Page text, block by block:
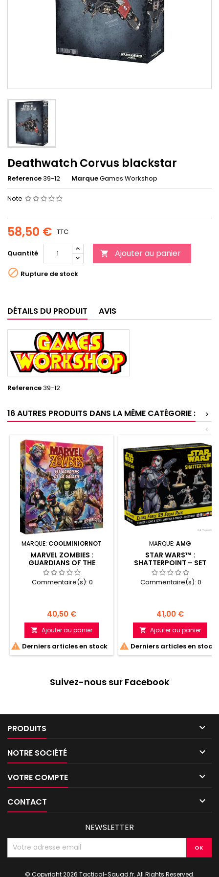
Deathwatch Corvus blackstar
Reference39-12 MarqueGames Workshop
Note
58,50 € TTC
Quantité  Ajouter au panier
 Rupture de stock
DÉTAILS DU PRODUIT AVIS
Reference39-12
16 AUTRES PRODUITS DANS LA MÊME CATÉGORIE :
>
<
MARQUE: COOLMINIORNOT
MARVEL ZOMBIES :
GUARDIANS OF THE
GALAXY SET
Commentaire(s): 0
Prix
40,50 €
 Ajouter au panier
 Derniers articles en stock
MARQUE: AMG
STAR WARS™ :
SHATTERPOINT – SET
D’ESCOUADE CLONE FORCE
99
Commentaire(s): 0
Prix
41,00 €
 Ajouter au panier
 Derniers articles en stock
Suivez-nous sur Facebook
PRODUITS 
NOTRE SOCIÉTÉ 
VOTRE COMPTE 
CONTACT 
NEWSLETTER
© Copyright 2026 Tactical-Squad.fr. All Rights Reserved.